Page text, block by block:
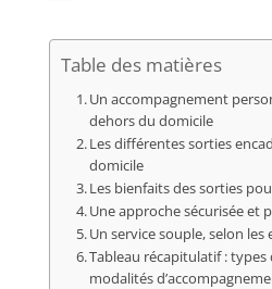
Table des matières
Un accompagnement
dehors du domicile
Les différentes sorties
domicile
Les bienfaits des sorties
Une approche sécurisée et
Un service souple, selon les
Tableau récapitulatif : types
modalités